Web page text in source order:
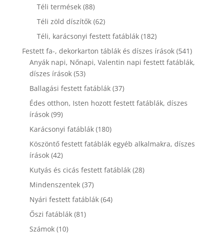
Téli termések 8888
termék
Téli zöld díszítők 6262
termék
Téli, karácsonyi festett fatáblák 182182
termék
Festett fa-, dekorkarton táblák és díszes írások 541541
termék
Anyák napi, Nőnapi, Valentin napi festett fatáblák,
díszes írások 5353
termék
Ballagási festett fatáblák 3737
termék
Édes otthon, Isten hozott festett fatáblák, díszes
írások 9999
termék
Karácsonyi fatáblák 180180
termék
Köszöntő festett fatáblák egyéb alkalmakra, díszes
írások 4242
termék
Kutyás és cicás festett fatáblák 2828
Mindenszentek 3737
termék
Nyári festett fatáblák 6464
Őszi fatáblák 8181
Számok 1010